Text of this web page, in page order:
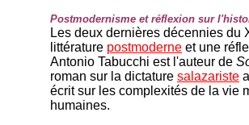
Postmodernisme et réflexion sur
Les deux dernières décennies du
littérature postmoderne et une
Antonio Tabucchi est l'auteur de
roman sur la dictature salazariste
écrit sur les complexités de la vie
humaines.